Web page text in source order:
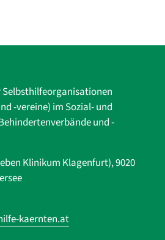
Selbsthilfe­organisationen
-vereine) im Sozial- und
und ­-
Klinikum Klagenfurt), 9020
kaernten.at